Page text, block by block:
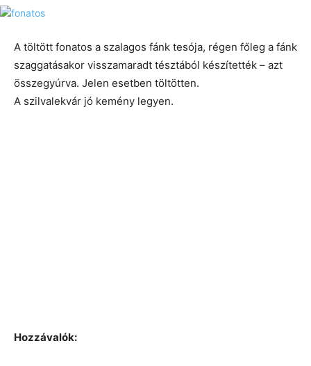
A töltött fonatos a szalagos fánk tesója, régen főleg a fánk
szaggatásakor visszamaradt tésztából készítették – azt
összegyúrva. Jelen esetben töltötten.
A szilvalekvár jó kemény legyen.
Hozzávalók: